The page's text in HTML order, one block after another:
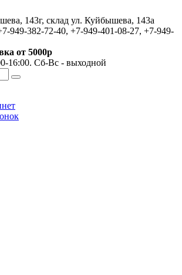
143г, склад ул. Куйбышева, 143а
949-382-72-40, +7-949-401-08-27, +7-949-
от 5000р
16:00. Сб-Вс - выходной